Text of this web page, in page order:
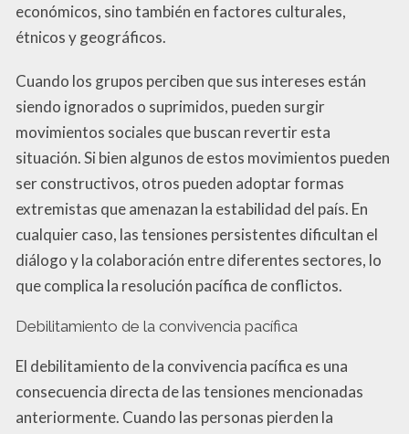
económicos, sino también en factores culturales,
étnicos y geográficos.
Cuando los grupos perciben que sus intereses están
siendo ignorados o suprimidos, pueden surgir
movimientos sociales que buscan revertir esta
situación. Si bien algunos de estos movimientos pueden
ser constructivos, otros pueden adoptar formas
extremistas que amenazan la estabilidad del país. En
cualquier caso, las tensiones persistentes dificultan el
diálogo y la colaboración entre diferentes sectores, lo
que complica la resolución pacífica de conflictos.
Debilitamiento de la convivencia pacífica
El debilitamiento de la convivencia pacífica es una
consecuencia directa de las tensiones mencionadas
anteriormente. Cuando las personas pierden la